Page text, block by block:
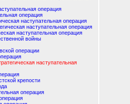
операция
операция
наступательная операция
наступательная операция
наступательная операция
войны
операции
наступательная
крепости
операция